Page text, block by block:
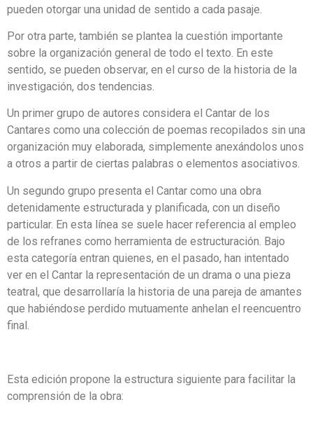
pueden otorgar una unidad de sentido a cada pasaje.
Por otra parte, también se plantea la cuestión importante
sobre la organización general de todo el texto. En este
sentido, se pueden observar, en el curso de la historia de la
investigación, dos tendencias.
Un primer grupo de autores considera el Cantar de los
Cantares como una colección de poemas recopilados sin una
organización muy elaborada, simplemente anexándolos unos
a otros a partir de ciertas palabras o elementos asociativos.
Un segundo grupo presenta el Cantar como una obra
detenidamente estructurada y planificada, con un diseño
particular. En esta línea se suele hacer referencia al empleo
de los refranes como herramienta de estructuración. Bajo
esta categoría entran quienes, en el pasado, han intentado
ver en el Cantar la representación de un drama o una pieza
teatral, que desarrollaría la historia de una pareja de amantes
que habiéndose perdido mutuamente anhelan el reencuentro
final.
Esta edición propone la estructura siguiente para facilitar la
comprensión de la obra: